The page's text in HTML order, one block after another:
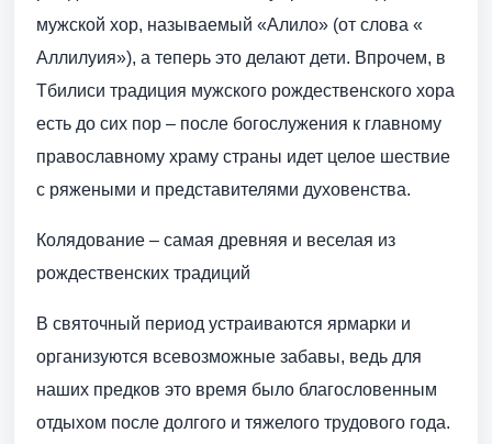
мужской хор, называемый «Алило» (от слова «
Аллилуия»), а теперь это делают дети. Впрочем, в
Тбилиси традиция мужского рождественского хора
есть до сих пор – после богослужения к главному
православному храму страны идет целое шествие
с ряжеными и представителями духовенства.
Колядование – самая древняя и веселая из
рождественских традиций
В святочный период устраиваются ярмарки и
организуются всевозможные забавы, ведь для
наших предков это время было благословенным
отдыхом после долгого и тяжелого трудового года.